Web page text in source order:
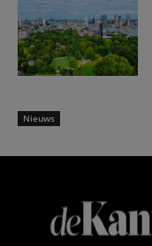
Nieuws